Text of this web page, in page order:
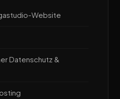
Website
Datenschutz &